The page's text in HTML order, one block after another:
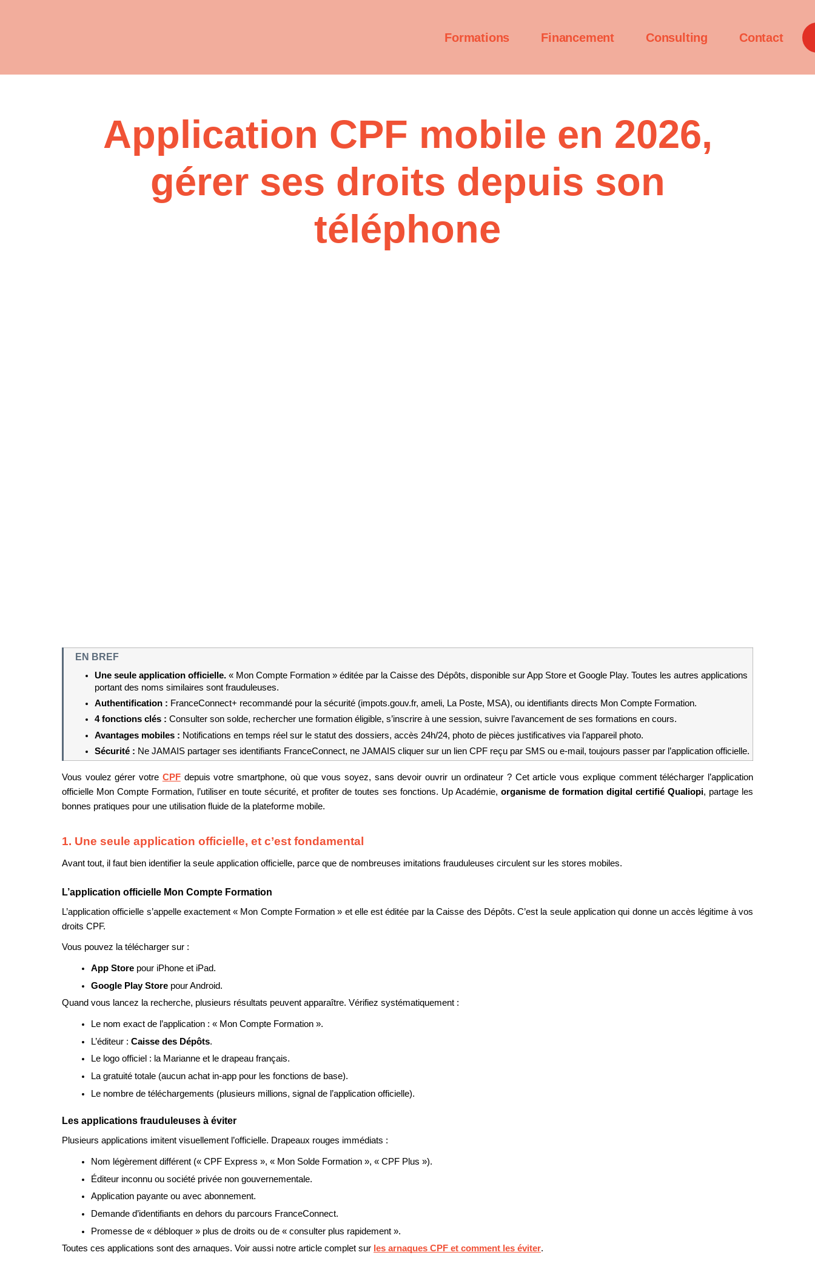
Formations Financement Consulting Contact
Application CPF mobile en 2026,
gérer ses droits depuis son
téléphone
EN BREF
Une seule application officielle. « Mon Compte Formation » éditée par la Caisse des Dépôts, disponible sur App Store et Google Play. Toutes les autres applications
portant des noms similaires sont frauduleuses.
Authentification : FranceConnect+ recommandé pour la sécurité (impots.gouv.fr, ameli, La Poste, MSA), ou identifiants directs Mon Compte Formation.
4 fonctions clés : Consulter son solde, rechercher une formation éligible, s’inscrire à une session, suivre l’avancement de ses formations en cours.
Avantages mobiles : Notifications en temps réel sur le statut des dossiers, accès 24h/24, photo de pièces justificatives via l’appareil photo.
Sécurité : Ne JAMAIS partager ses identifiants FranceConnect, ne JAMAIS cliquer sur un lien CPF reçu par SMS ou e-mail, toujours passer par l’application officielle.
Vous voulez gérer votre CPF depuis votre smartphone, où que vous soyez, sans devoir ouvrir un ordinateur ? Cet article vous explique comment télécharger l’application
officielle Mon Compte Formation, l’utiliser en toute sécurité, et profiter de toutes ses fonctions. Up Académie, organisme de formation digital certifié Qualiopi, partage les
bonnes pratiques pour une utilisation fluide de la plateforme mobile.
1. Une seule application officielle, et c’est fondamental
Avant tout, il faut bien identifier la seule application officielle, parce que de nombreuses imitations frauduleuses circulent sur les stores mobiles.
L’application officielle Mon Compte Formation
L’application officielle s’appelle exactement « Mon Compte Formation » et elle est éditée par la Caisse des Dépôts. C’est la seule application qui donne un accès légitime à vos
droits CPF.
Vous pouvez la télécharger sur :
App Store pour iPhone et iPad.
Google Play Store pour Android.
Quand vous lancez la recherche, plusieurs résultats peuvent apparaître. Vérifiez systématiquement :
Le nom exact de l’application : « Mon Compte Formation ».
L’éditeur : Caisse des Dépôts.
Le logo officiel : la Marianne et le drapeau français.
La gratuité totale (aucun achat in-app pour les fonctions de base).
Le nombre de téléchargements (plusieurs millions, signal de l’application officielle).
Les applications frauduleuses à éviter
Plusieurs applications imitent visuellement l’officielle. Drapeaux rouges immédiats :
Nom légèrement différent (« CPF Express », « Mon Solde Formation », « CPF Plus »).
Éditeur inconnu ou société privée non gouvernementale.
Application payante ou avec abonnement.
Demande d’identifiants en dehors du parcours FranceConnect.
Promesse de « débloquer » plus de droits ou de « consulter plus rapidement ».
Toutes ces applications sont des arnaques. Voir aussi notre article complet sur les arnaques CPF et comment les éviter.